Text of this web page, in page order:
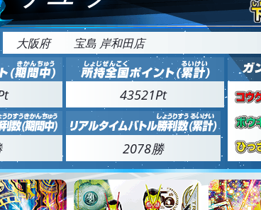
大阪府 宝島 岸和田店
43521Pt
2078勝